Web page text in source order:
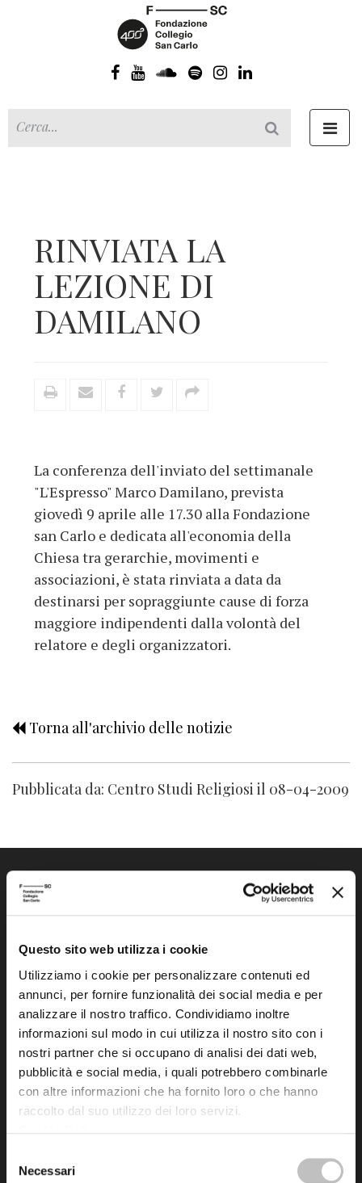
Questo sito web utilizza i cookie
Utilizziamo i cookie per personalizzare contenuti ed
annunci, per fornire funzionalità dei social media e per
analizzare il nostro traffico. Condividiamo inoltre
informazioni sul modo in cui utilizza il nostro sito con i
nostri partner che si occupano di analisi dei dati web,
pubblicità e social media, i quali potrebbero combinarle
con altre informazioni che ha fornito loro o che hanno
raccolto dal suo utilizzo dei loro servizi.
delNecessari
RINVIATA LA
LEZIONE DI
DAMILANO
La conferenza dell'inviato del settimanale
"L'Espresso" Marco Damilano, prevista
giovedì 9 aprile alle 17.30 alla Fondazione
san Carlo e dedicata all'economia della
Chiesa tra gerarchie, movimenti e
associazioni, è stata rinviata a data da
destinarsi per sopraggiunte cause di forza
maggiore indipendenti dalla volontà del
relatore e degli organizzatori.
Torna all'archivio delle notizie
Pubblicata da: Centro Studi Religiosi il 08-04-2009
Fondazione Collegio San Carlo
Via San Carlo 5
41121 Modena (MO)
P.I. 00641060363
tel. 059.421211
info@fondazionesancarlo.it